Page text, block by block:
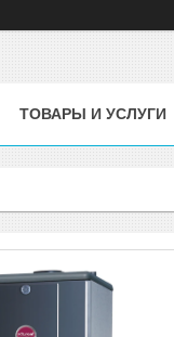
ТОВАРЫ И УСЛУГИ